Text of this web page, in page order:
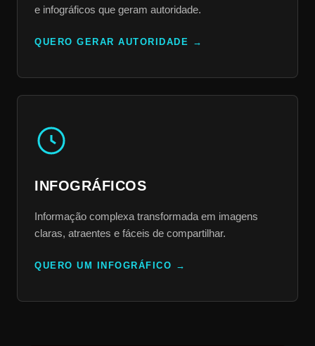
e infográficos que geram autoridade.
QUERO GERAR AUTORIDADE
INFOGRÁFICOS
Informação complexa transformada em imagens
claras, atraentes e fáceis de compartilhar.
QUERO UM INFOGRÁFICO